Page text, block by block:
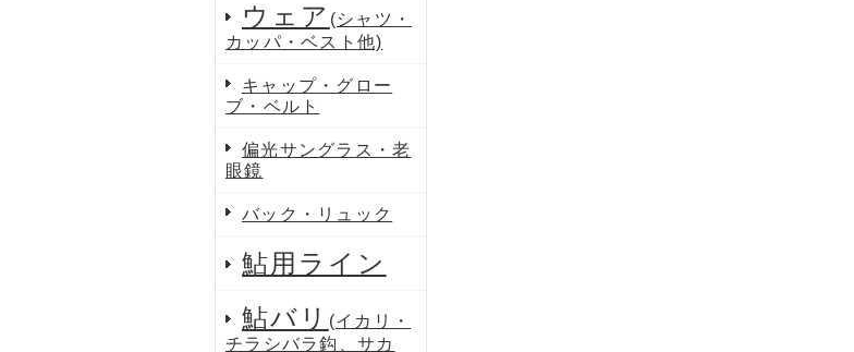
ウェア (シャツ・
カッパ・ベスト他)
キャップ・グロー
ブ・ベルト
偏光サングラス・老
眼鏡
バック・リュック
鮎用ライン
鮎バリ (イカリ・
チラシバラ鈎、サカ